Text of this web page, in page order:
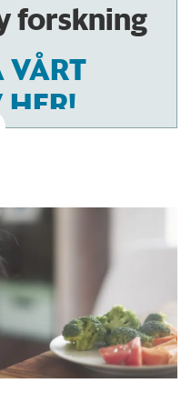
forskning
VÅRT
HER!